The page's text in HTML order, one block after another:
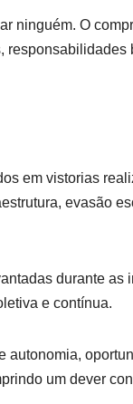
ninguém. O
em vistorias
evasão
durante as
e contínua.
um dever